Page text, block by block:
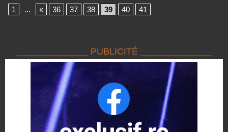
1 ... « 36 37 38 39 40 41
______________ PUBLICITÉ ______________